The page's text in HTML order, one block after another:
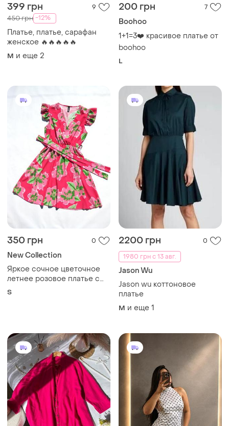
399 грн 9
450 грн -12%
Платье, платье, сарафан
женское 🔥🔥🔥🔥🔥
M и еще 2
200 грн 7
Boohoo
1+1=3❤️ красивое платье от
boohoo
L
350 грн 0
New Collection
Яркое сочное цветочное
летнее розовое платье с
поясом new collection
S
2200 грн
0
1980 грн с 13 авг.
Jason Wu
Jason wu коттоновое
платье
M и еще 1